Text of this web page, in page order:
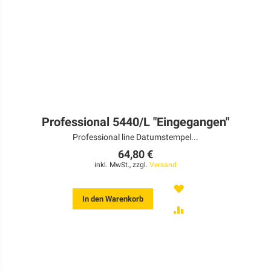
Professional 5440/L "Eingegangen"
Professional line Datumstempel...
64,80 €
inkl. MwSt., zzgl. Versand
In den Warenkorb
MERKEN